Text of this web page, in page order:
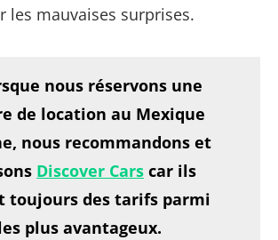
les mauvaises surprises.
nous réservons une
de location au Mexique
nous recommandons et
Discover Cars car ils
toujours des tarifs parmi
plus avantageux.